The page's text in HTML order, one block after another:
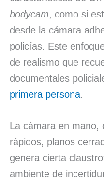
bodycam, como si
desde la cámara
policías. Este
de realismo que
documentales
primera persona.
La cámara en mano,
rápidos, planos
genera cierta
ambiente de